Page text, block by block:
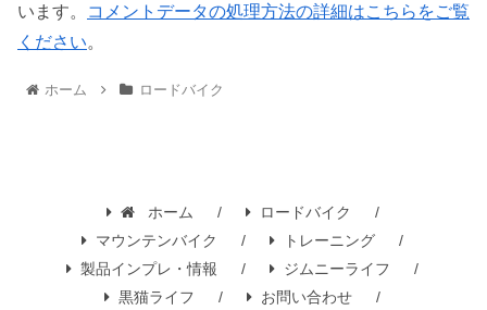
います。
コメントデータの処理方法の詳細はこちらをご覧
ください。
ホーム ロードバイク
ホーム
ロードバイク
マウンテンバイク
トレーニング
製品インプレ・情報
ジムニーライフ
黒猫ライフ
お問い合わせ